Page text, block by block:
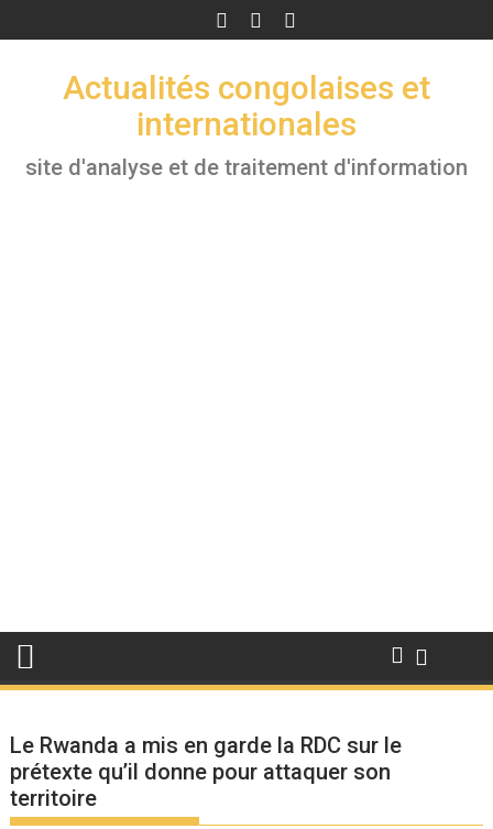
to
Actualités congolaises et
internationales
site d'analyse et de traitement d'information
Le Rwanda a mis en garde la RDC sur le
prétexte qu’il donne pour attaquer son
territoire